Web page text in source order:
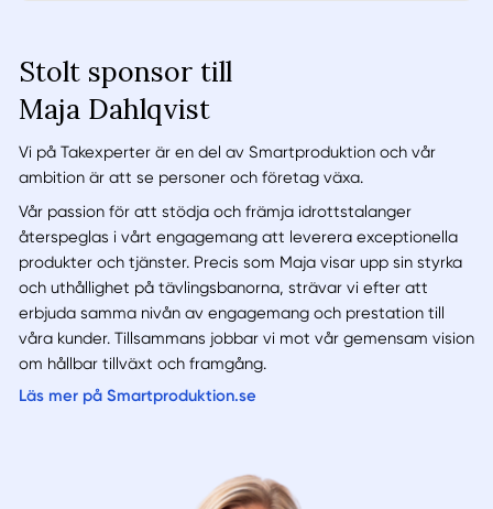
Stolt sponsor till
Maja Dahlqvist
Vi på Takexperter är en del av Smartproduktion och vår
ambition är att se personer och företag växa.
Vår passion för att stödja och främja idrottstalanger
återspeglas i vårt engagemang att leverera exceptionella
produkter och tjänster. Precis som Maja visar upp sin styrka
och uthållighet på tävlingsbanorna, strävar vi efter att
erbjuda samma nivån av engagemang och prestation till
våra kunder. Tillsammans jobbar vi mot vår gemensam vision
om hållbar tillväxt och framgång.
Läs mer på Smartproduktion.se